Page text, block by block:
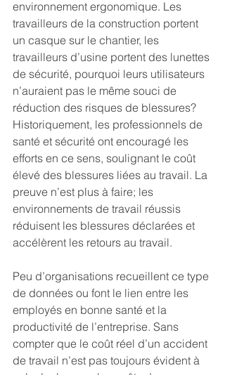
environnement ergonomique. Les
travailleurs de la construction portent
un casque sur le chantier, les
travailleurs d’usine portent des lunettes
de sécurité, pourquoi leurs utilisateurs
n’auraient pas le même souci de
réduction des risques de blessures?
Historiquement, les professionnels de
santé et sécurité ont encouragé les
efforts en ce sens, soulignant le coût
élevé des blessures liées au travail. La
preuve n’est plus à faire; les
environnements de travail réussis
réduisent les blessures déclarées et
accélèrent les retours au travail.
Peu d’organisations recueillent ce type
de données ou font le lien entre les
employés en bonne santé et la
productivité de l’entreprise. Sans
compter que le coût réel d’un accident
de travail n’est pas toujours évident à